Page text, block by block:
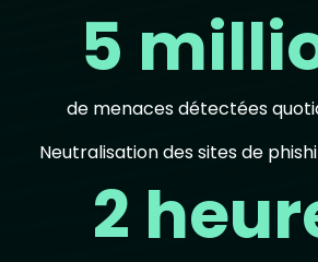
5
de menaces détectées
Neutralisation des sites de
2